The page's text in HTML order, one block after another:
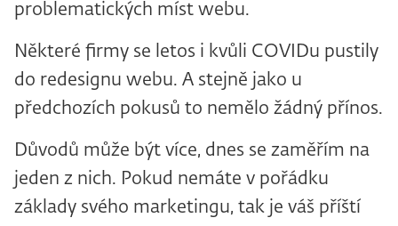
problematických míst webu.
Některé firmy se letos i kvůli COVIDu pustily
do redesignu webu. A stejně jako u
předchozích pokusů to nemělo žádný přínos.
Důvodů může být více, dnes se zaměřím na
jeden z nich. Pokud nemáte v pořádku
základy svého marketingu, tak je váš příští